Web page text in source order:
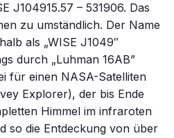
J104915.57 – 531906. Das
zu umständlich. Der Name
als „WISE J1049″
durch „Luhman 16AB”
für einen NASA-Satelliten
Explorer), der bis Ende
Himmel im infraroten
so die Entdeckung von über